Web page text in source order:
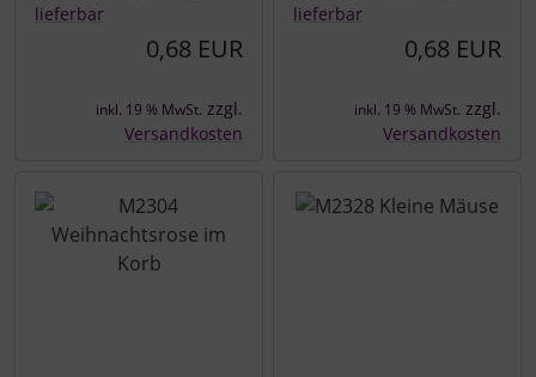
lieferbar
0,68 EUR
inkl. 19 % MwSt. zzgl.
Versandkosten
lieferbar
0,68 EUR
inkl. 19 % MwSt. zzgl.
Versandkosten